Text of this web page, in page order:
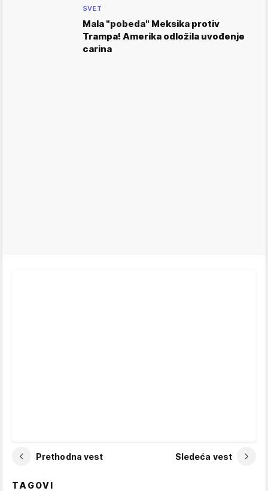
SVET
Mala "pobeda" Meksika protiv
Trampa! Amerika odložila uvođenje
carina
Prethodna vest Sledeća vest
TAGOVI